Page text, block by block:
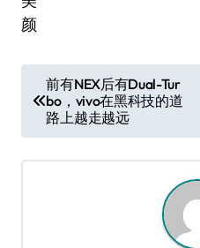
章
导
航
前有NEX后有Dual-Tur
bo，vivo在黑科技的道
路上越走越远